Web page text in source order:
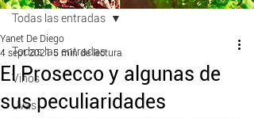
Todas las entradas
Vinos
Uvas
Todas las entradas
El Prosecco y algunas de
sus peculiaridades
Yanet De Diego
4 sept 2021 5 min de lectura